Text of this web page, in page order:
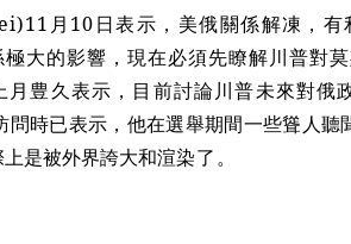
月10日表示，美俄關係解凍，有
大的影響，現在必須先瞭解川普對
月 豊久表示，目前討論川普未來對俄
時已表示，他在選舉期間一些聳人聽
是被外界誇大和渲染了。